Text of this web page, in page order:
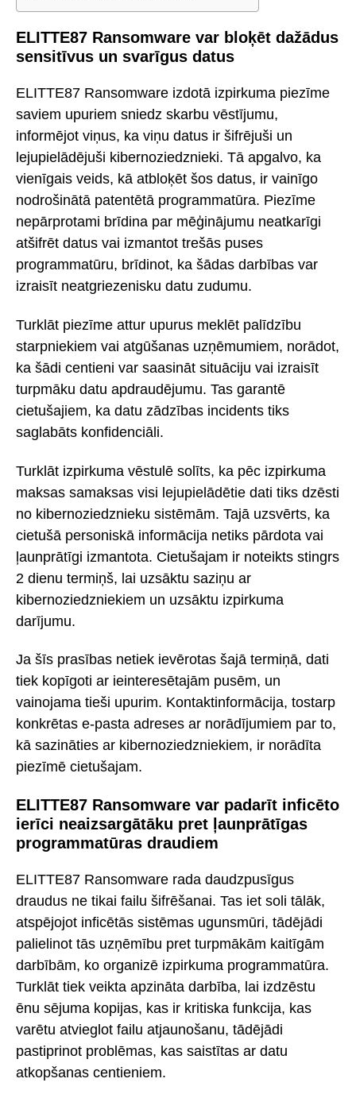
ELITTE87 Ransomware var bloķēt dažādus
sensitīvus un svarīgus datus
ELITTE87 Ransomware izdotā izpirkuma piezīme
saviem upuriem sniedz skarbu vēstījumu,
informējot viņus, ka viņu datus ir šifrējuši un
lejupielādējuši kibernoziedznieki. Tā apgalvo, ka
vienīgais veids, kā atbloķēt šos datus, ir vainīgo
nodrošinātā patentētā programmatūra. Piezīme
nepārprotami brīdina par mēģinājumu neatkarīgi
atšifrēt datus vai izmantot trešās puses
programmatūru, brīdinot, ka šādas darbības var
izraisīt neatgriezenisku datu zudumu.
Turklāt piezīme attur upurus meklēt palīdzību
starpniekiem vai atgūšanas uzņēmumiem, norādot,
ka šādi centieni var saasināt situāciju vai izraisīt
turpmāku datu apdraudējumu. Tas garantē
cietušajiem, ka datu zādzības incidents tiks
saglabāts konfidenciāli.
Turklāt izpirkuma vēstulē solīts, ka pēc izpirkuma
maksas samaksas visi lejupielādētie dati tiks dzēsti
no kibernoziedznieku sistēmām. Tajā uzsvērts, ka
cietušā personiskā informācija netiks pārdota vai
ļaunprātīgi izmantota. Cietušajam ir noteikts stingrs
2 dienu termiņš, lai uzsāktu saziņu ar
kibernoziedzniekiem un uzsāktu izpirkuma
darījumu.
Ja šīs prasības netiek ievērotas šajā termiņā, dati
tiek kopīgoti ar ieinteresētajām pusēm, un
vainojama tieši upurim. Kontaktinformācija, tostarp
konkrētas e-pasta adreses ar norādījumiem par to,
kā sazināties ar kibernoziedzniekiem, ir norādīta
piezīmē cietušajam.
ELITTE87 Ransomware var padarīt inficēto
ierīci neaizsargātāku pret ļaunprātīgas
programmatūras draudiem
ELITTE87 Ransomware rada daudzpusīgus
draudus ne tikai failu šifrēšanai. Tas iet soli tālāk,
atspējojot inficētās sistēmas ugunsmūri, tādējādi
palielinot tās uzņēmību pret turpmākām kaitīgām
darbībām, ko organizē izpirkuma programmatūra.
Turklāt tiek veikta apzināta darbība, lai izdzēstu
ēnu sējuma kopijas, kas ir kritiska funkcija, kas
varētu atvieglot failu atjaunošanu, tādējādi
pastiprinot problēmas, kas saistītas ar datu
atkopšanas centieniem.